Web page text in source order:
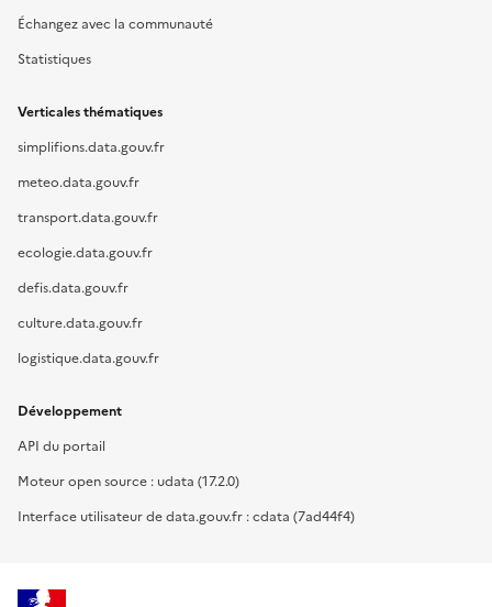
Échangez avec la communauté
Statistiques
Verticales thématiques
simplifions.data.gouv.fr
meteo.data.gouv.fr
transport.data.gouv.fr
ecologie.data.gouv.fr
defis.data.gouv.fr
culture.data.gouv.fr
logistique.data.gouv.fr
Développement
API du portail
Moteur open source : udata (17.2.0)
Interface utilisateur de data.gouv.fr : cdata (7ad44f4)